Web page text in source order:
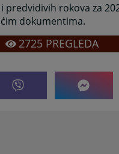
rokova za
dokumentima.
2725PREGLEDA